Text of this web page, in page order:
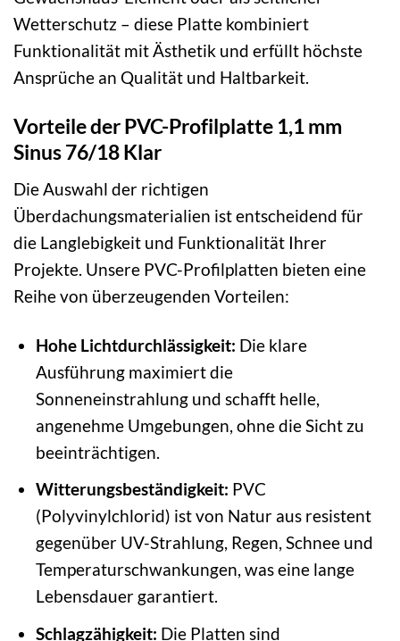
Wetterschutz – diese Platte kombiniert
Funktionalität mit Ästhetik und erfüllt höchste
Ansprüche an Qualität und Haltbarkeit.
Vorteile der PVC-Profilplatte 1,1 mm
Sinus 76/18 Klar
Die Auswahl der richtigen
Überdachungsmaterialien ist entscheidend für
die Langlebigkeit und Funktionalität Ihrer
Projekte. Unsere PVC-Profilplatten bieten eine
Reihe von überzeugenden Vorteilen:
Hohe Lichtdurchlässigkeit: Die klare
Ausführung maximiert die
Sonneneinstrahlung und schafft helle,
angenehme Umgebungen, ohne die Sicht zu
beeinträchtigen.
Witterungsbeständigkeit: PVC
(Polyvinylchlorid) ist von Natur aus resistent
gegenüber UV-Strahlung, Regen, Schnee und
Temperaturschwankungen, was eine lange
Lebensdauer garantiert.
Schlagzähigkeit: Die Platten sind